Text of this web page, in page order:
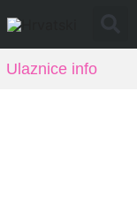
Ulaznice info